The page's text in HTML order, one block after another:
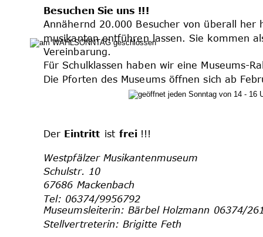
Besuchen Sie uns !!!
Annähernd 20.000 Besucher von überall
musikanten entführen lassen. Sie kommen
Vereinbarung.
Für Schulklassen haben wir eine Museums-
Die Pforten des Museums öffnen sich ab
Der Eintritt ist frei !!!
Westpfälzer Musikantenmuseum
Schulstr. 10
67686 Mackenbach
Tel: 06374/9956792
Museumsleiterin: Bärbel Holzmann 06374/
Stellvertreterin: Brigitte Feth